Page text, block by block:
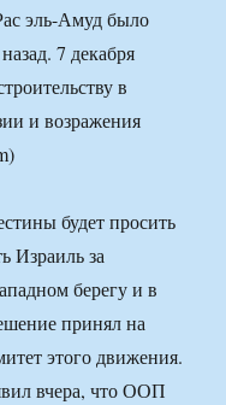
эль-Амуд было
7 декабря
в
и возражения
будет просить
Израиль за
берегу и в
принял на
этого движения.
вчера, что ООП